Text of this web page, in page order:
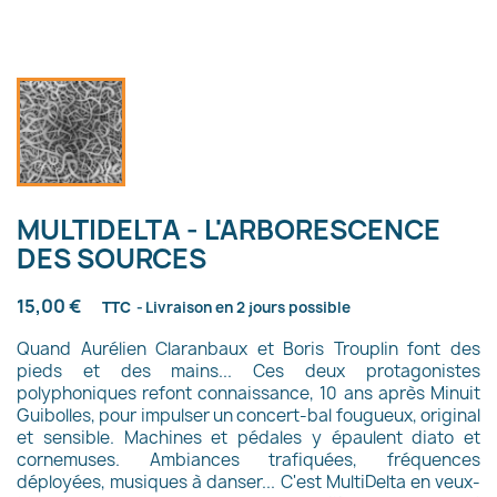
MULTIDELTA - L'ARBORESCENCE
DES SOURCES
15,00 € TTC Livraison en 2 jours possible
Quand Aurélien Claranbaux et Boris Trouplin font des
pieds et des mains... Ces deux protagonistes
polyphoniques refont connaissance, 10 ans après Minuit
Guibolles, pour impulser un concert-bal fougueux, original
et sensible. Machines et pédales y épaulent diato et
cornemuses. Ambiances trafiquées, fréquences
déployées, musiques à danser... C'est MultiDelta en veux-